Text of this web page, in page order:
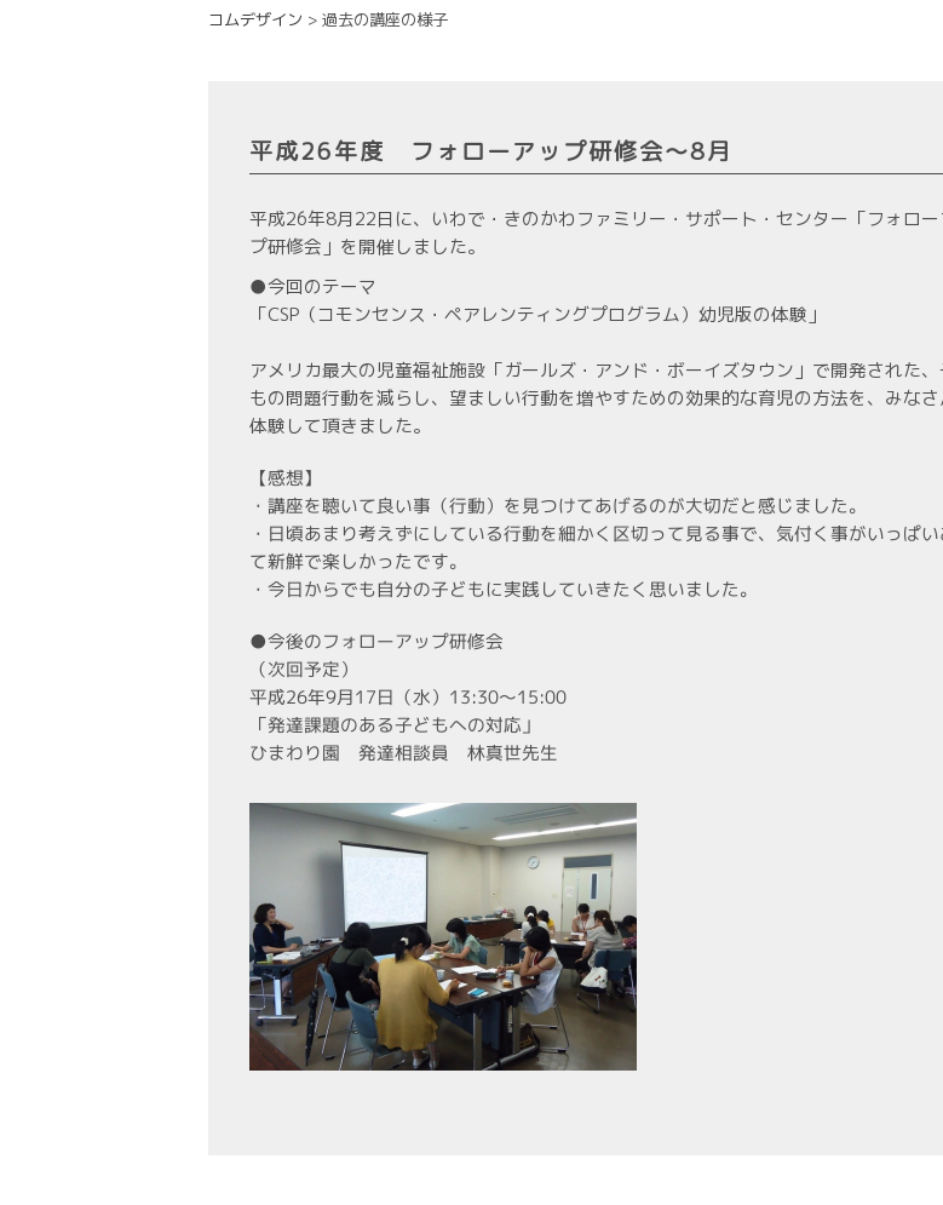
コムデザイン > 過去の講座の様子
平成26年度 フォローアップ研修会～8月
平成26年8月22日に、いわで・きのかわファミリー・サポート・センター「フォロー
プ研修会」を開催しました。
●今回のテーマ
「CSP（コモンセンス・ペアレンティングプログラム）幼児版の体験」
アメリカ最大の児童福祉施設「ガールズ・アンド・ボーイズタウン」で開発された、
もの問題行動を減らし、望ましい行動を増やすための効果的な育児の方法を、みな
体験して頂きました。
【感想】
・講座を聴いて良い事（行動）を見つけてあげるのが大切だと感じました。
・日頃あまり考えずにしている行動を細かく区切って見る事で、気付く事がいっぱい
て新鮮で楽しかったです。
・今日からでも自分の子どもに実践していきたく思いました。
●今後のフォローアップ研修会
（次回予定）
平成26年9月17日（水）13:30～15:00
「発達課題のある子どもへの対応」
ひまわり園 発達相談員 林真世先生